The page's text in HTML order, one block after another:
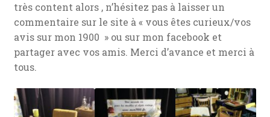
très content alors , n’hésitez pas à laisser un
commentaire sur le site à « vous êtes curieux/vos
avis sur mon 1900 » ou sur mon facebook et
partager avec vos amis. Merci d’avance et merci à
tous.